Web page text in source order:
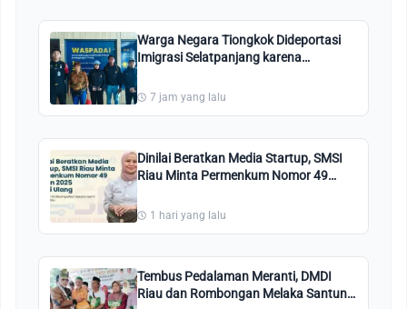
Warga Negara Tiongkok Dideportasi
Imigrasi Selatpanjang karena
7 jam yang lalu
Dinilai Beratkan Media Startup, SMSI
Riau Minta Permenkum Nomor 49
1 hari yang lalu
Tembus Pedalaman Meranti, DMDI
Riau dan Rombongan Melaka Santuni